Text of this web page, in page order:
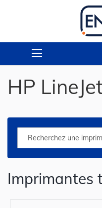
HP
Imprimantes